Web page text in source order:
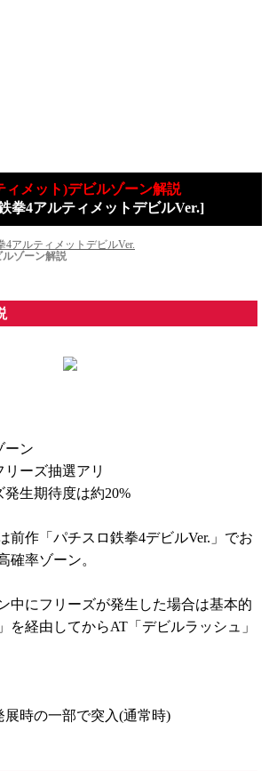
ィメット)デビルゾーン解説
拳4アルティメットデビルVer.]
4アルティメットデビルVer.
ゾーン解説
ーン
ーズ抽選アリ
生期待度は約20%
前作「パチスロ鉄拳4デビルVer.」でお
確率ゾーン。
中にフリーズが発生した場合は基本的
を経由してからAT「デビルラッシュ」
展時の一部で突入(通常時)